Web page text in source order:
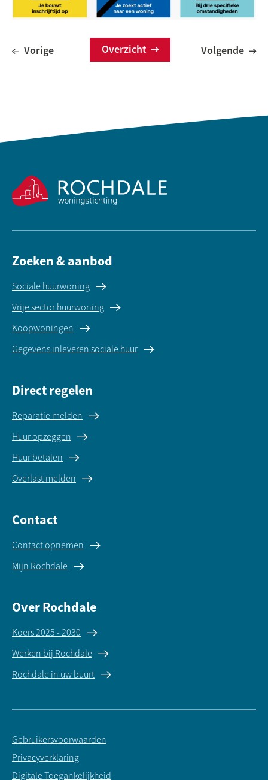
Volgende
Overzicht
Vorige
Zoeken & aanbod
Sociale huurwoning
Vrije sector huurwoning
Koopwoningen
Gegevens inleveren sociale huur
Direct regelen
Reparatie melden
Huur opzeggen
Huur betalen
Overlast melden
Contact
Contact opnemen
Mijn Rochdale
Over Rochdale
Koers 2025 - 2030
Werken bij Rochdale
Rochdale in uw buurt
Gebruikersvoorwaarden
Privacyverklaring
Digitale Toegankelijkheid